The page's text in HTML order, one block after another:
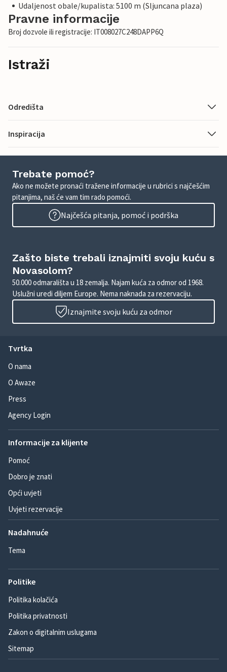
Udaljenost obale/kupalista: 5100 m (Sljuncana plaza)
Pravne informacije
Broj dozvole ili registracije: IT008027C248DAPP6Q
Istraži
Odredišta
Inspiracija
Trebate pomoć?
Ako ne možete pronaći tražene informacije u rubrici s najčešćim
pitanjima, naš će vam tim rado pomoći.
Najčešća pitanja, pomoć i podrška
Zašto biste trebali iznajmiti svoju kuću s
Novasolom?
50.000 odmarališta u 18 zemalja. Najam kuća za odmor od 1968.
Uslužni uredi diljem Europe. Nema naknada za rezervaciju.
Iznajmite svoju kuću za odmor
Tvrtka
O nama
O Awaze
Press
Agency Login
Informacije za klijente
Pomoć
Dobro je znati
Opći uvjeti
Uvjeti rezervacije
Nadahnuće
Tema
Politike
Politika kolačića
Politika privatnosti
Zakon o digitalnim uslugama
Sitemap